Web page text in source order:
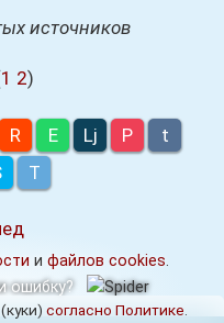
источников
1 2)
R E Lj P
t
T
и файлов cookies
согласно Политике
ошибку?